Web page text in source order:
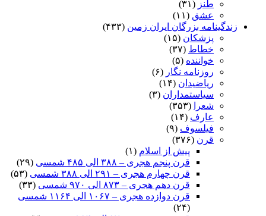
طنز (۳۱)
عشق (۱۱)
زندگینامه بزرگان ایران زمین (۴۳۳)
پزشکان (۱۵)
خطاط (۳۷)
خواننده (۵)
روزنامه نگار (۶)
ریاضیدان (۱۴)
سیاستمداران (۳)
شعرا
(۳۵۳)
عارف (۱۴)
فیلسوف (۹)
قرن (۳۷۶)
پیش از اسلام (۱)
قرن پنجم هجری – ۳۸۸ الی ۴۸۵ شمسی
(۲۹)
قرن چهارم هجری – ۲۹۱ الی ۳۸۸ شمسی
(۵۳)
قرن دهم هجری – ۸۷۳ الی ۹۷۰ شمسی
(۳۳)
قرن دوازده هجری – ۱۰۶۷ الی ۱۱۶۴ شمسی
(۲۴)